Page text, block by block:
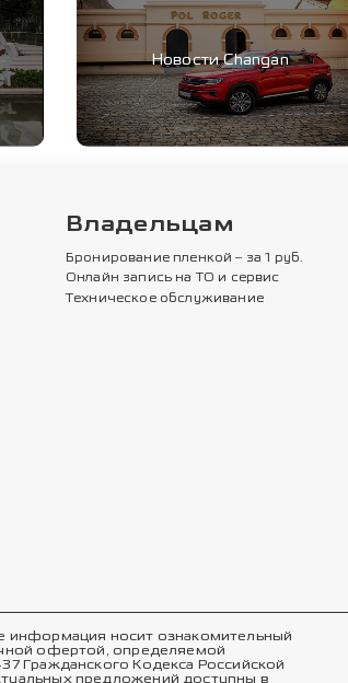
Новости Changan
Владельцам
Бронирование пленкой – за 1 руб.
Онлайн запись на ТО и сервис
Техническое обслуживание
информация носит ознакомительный
офертой, определяемой
Гражданского Кодекса Российской
предложений доступны в